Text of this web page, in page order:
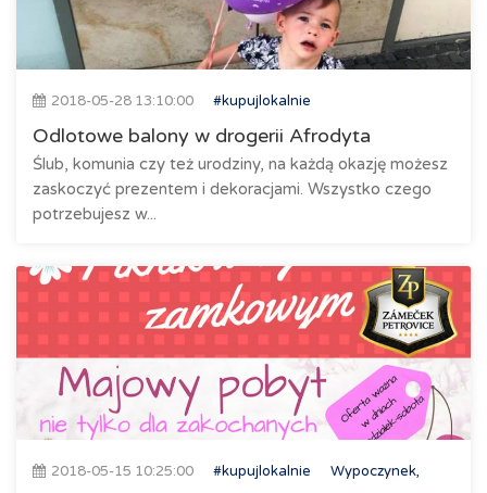
2018-05-28 13:10:00 #kupujlokalnie
Odlotowe balony w drogerii Afrodyta
Ślub, komunia czy też urodziny, na każdą okazję możesz
zaskoczyć prezentem i dekoracjami. Wszystko czego
potrzebujesz w...
2018-05-15 10:25:00 #kupujlokalnie
Wypoczynek,